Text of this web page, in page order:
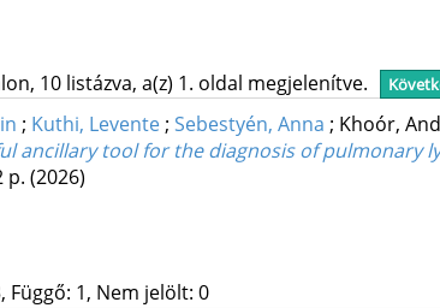
10 listázva, a(z) 1. oldal megjelenítve.
; Kuthi, Levente; Sebestyén, Anna ; Khoór,
ancillary tool for the diagnosis of pulmonary
p. (2026)
Függő: 1, Nem jelölt: 0